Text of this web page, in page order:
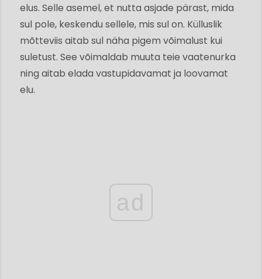
elus. Selle asemel, et nutta asjade pärast, mida
sul pole, keskendu sellele, mis sul on. Külluslik
mõtteviis aitab sul näha pigem võimalust kui
suletust. See võimaldab muuta teie vaatenurka
ning aitab elada vastupidavamat ja loovamat
elu.
ad